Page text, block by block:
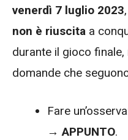
venerdì 7 luglio 2023
non è riuscita a
durante il gioco
domande che
Fare
→APPUNTO.